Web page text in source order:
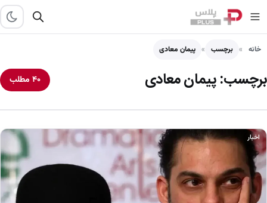
خانه برچسب پیمان معادی
برچسب:پیمان معادی ۴۰ مطلب
اخبار